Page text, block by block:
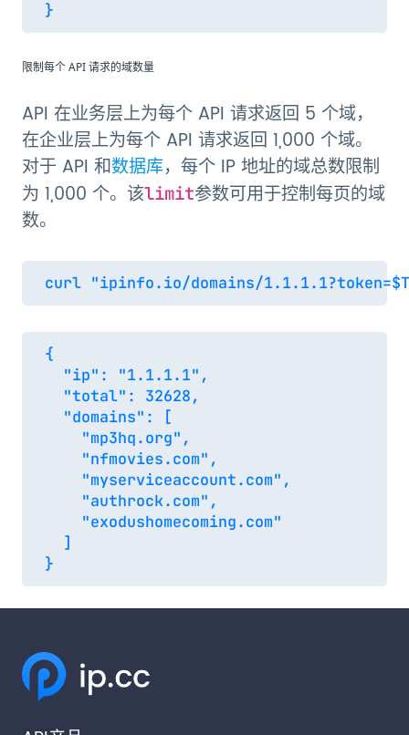
限制每个 API 请求的域数量
API 在业务层上为每个 API 请求返回 5 个域，
在企业层上为每个 API 请求返回 1,000 个域。
对于 API 和数据库，每个 IP 地址的域总数限制
为 1,000 个。该limit参数可用于控制每页的域
数。
{
  "ip": "1.1.1.1",
  "total": 32628,
  "domains": [
    "mp3hq.org",
    "nfmovies.com",
    "myserviceaccount.com",
    "authrock.com",
    "exodushomecoming.com"
  ]